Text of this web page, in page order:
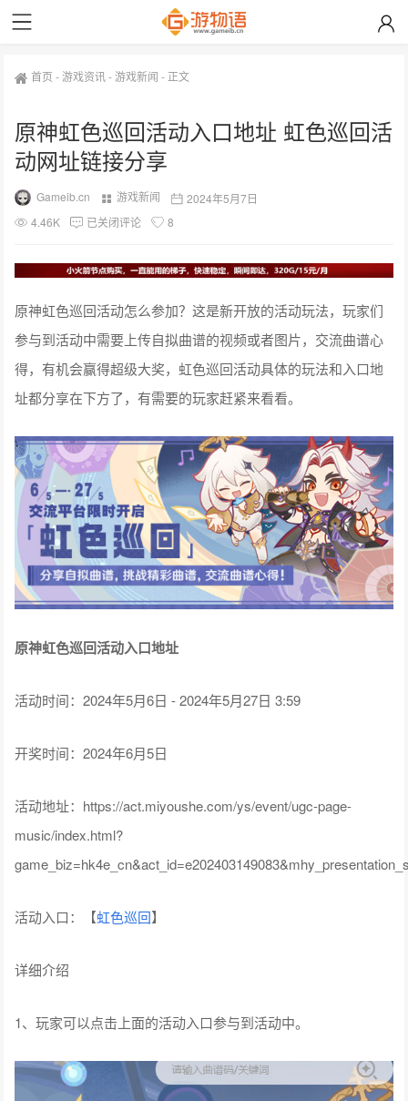
首页 -游戏资讯-游戏新闻 - 正文
原神虹色巡回活动入口地址 虹色巡回活
动网址链接分享
Gameib.cn 游戏新闻
2024年5月7日
4.46K
已关闭评论 8
原神虹色巡回活动怎么参加？这是新开放的活动玩法，玩家们
参与到活动中需要上传自拟曲谱的视频或者图片，交流曲谱心
得，有机会赢得超级大奖，虹色巡回活动具体的玩法和入口地
址都分享在下方了，有需要的玩家赶紧来看看。
原神虹色巡回活动入口地址
活动时间：2024年5月6日 - 2024年5月27日 3:59
开奖时间：2024年6月5日
活动地址：https://act.miyoushe.com/ys/event/ugc-page-
music/index.html?
活动入口：【虹色巡回】
详细介绍
1、玩家可以点击上面的活动入口参与到活动中。